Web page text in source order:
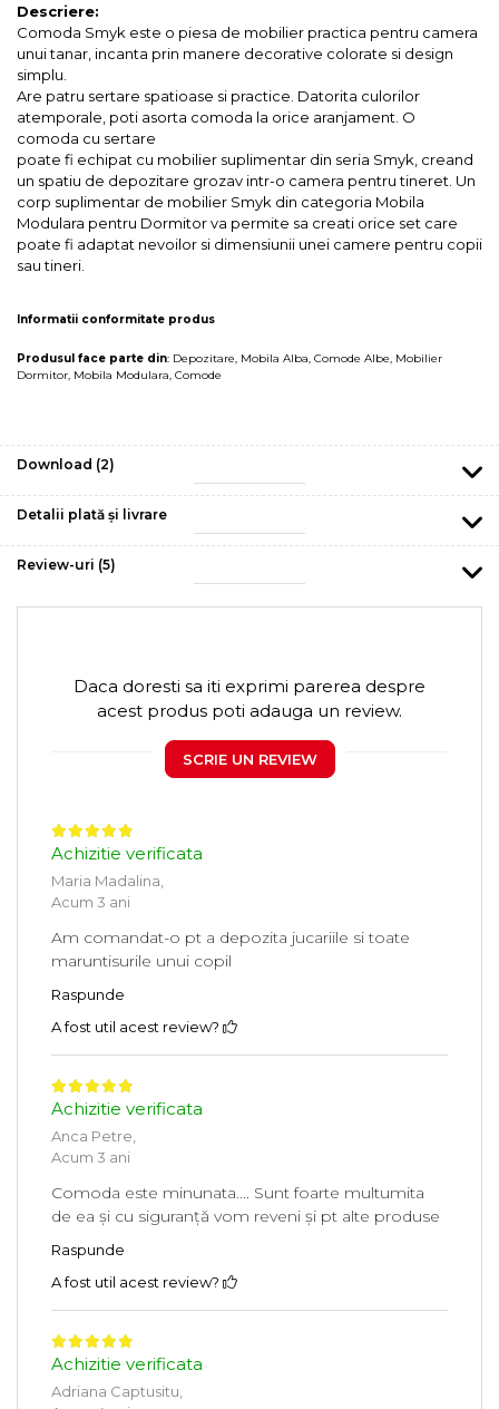
Descriere:
Comoda Smyk este o piesa de mobilier practica pentru camera
unui tanar, incanta prin manere decorative colorate si design
simplu.
Are patru sertare spatioase si practice. Datorita culorilor
atemporale, poti asorta comoda la orice aranjament. O
comoda cu sertare
poate fi echipat cu mobilier suplimentar din seria Smyk, creand
un spatiu de depozitare grozav intr-o camera pentru tineret. Un
corp suplimentar de mobilier Smyk din categoria Mobila
Modulara pentru Dormitorva permite sa creati orice set care
poate fi adaptat nevoilor si dimensiunii unei camere pentru copii
sau tineri.
Informatii conformitate produs
Produsul face parte din: Depozitare, Mobila Alba, Comode Albe, Mobilier
Dormitor, Mobila Modulara, Comode
Download (2)
Detalii plată și livrare
Review-uri (5)
Daca doresti sa iti exprimi parerea despre
acest produs poti adauga un review.
SCRIE UN REVIEW
Achizitie verificata
Maria Madalina,
Acum 3 ani
Am comandat-o pt a depozita jucariile si toate
maruntisurile unui copil
Raspunde
A fost util acest review?
Achizitie verificata
Anca Petre,
Acum 3 ani
Comoda este minunata.... Sunt foarte multumita
de ea și cu siguranță vom reveni și pt alte produse
Raspunde
A fost util acest review?
Achizitie verificata
Adriana Captusitu,